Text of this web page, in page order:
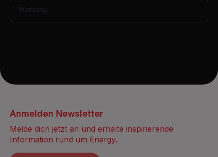
Werbung
Anmelden Newsletter
Melde dich jetzt an und erhalte inspirierende
Information rund um Energy.